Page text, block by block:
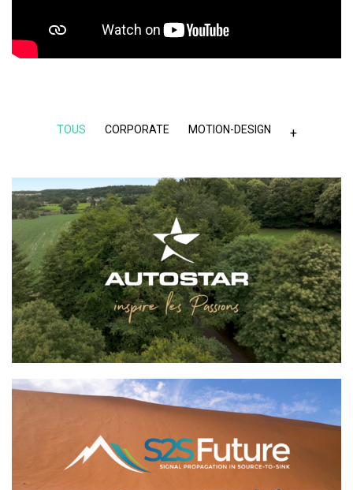
TOUS CORPORATE MOTION-DESIGN +
AUTOSTAR